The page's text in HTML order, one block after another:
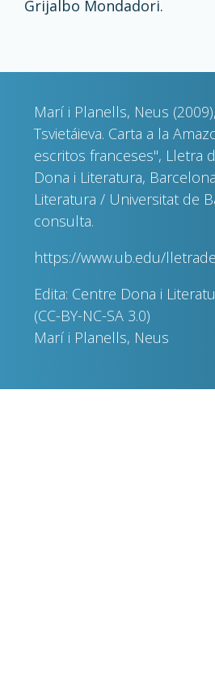
Grijalbo Mondadori.
Marí i Planells, Neus
Tsvietáieva. Carta a la
escritos franceses", Lletra
Dona i Literatura,
Literatura / Universitat de
consulta.
https://www.ub.edu/
Edita: Centre Dona i
(CC-BY-NC-SA 3.0)
Marí i Planells, Neus